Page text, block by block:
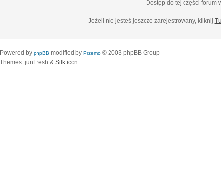
Dostęp do tej części forum
Jeżeli nie jesteś jeszcze zarejestrowany, kliknij
Powered by phpBB modified by Przemo © 2003 phpBB Group
Themes: junFresh & Silk icon